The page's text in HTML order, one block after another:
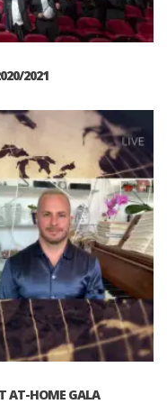
2021
AT-HOME GALA